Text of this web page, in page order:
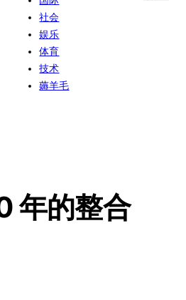
社会
娱乐
体育
技术
薅羊毛
年的整合